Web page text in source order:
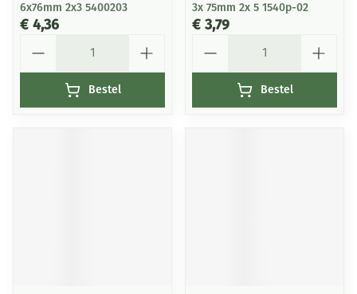
6x76mm 2x3 5400203
€ 4,36
Bestel
3x 75mm 2x 5 1540p-02
€ 3,79
Bestel